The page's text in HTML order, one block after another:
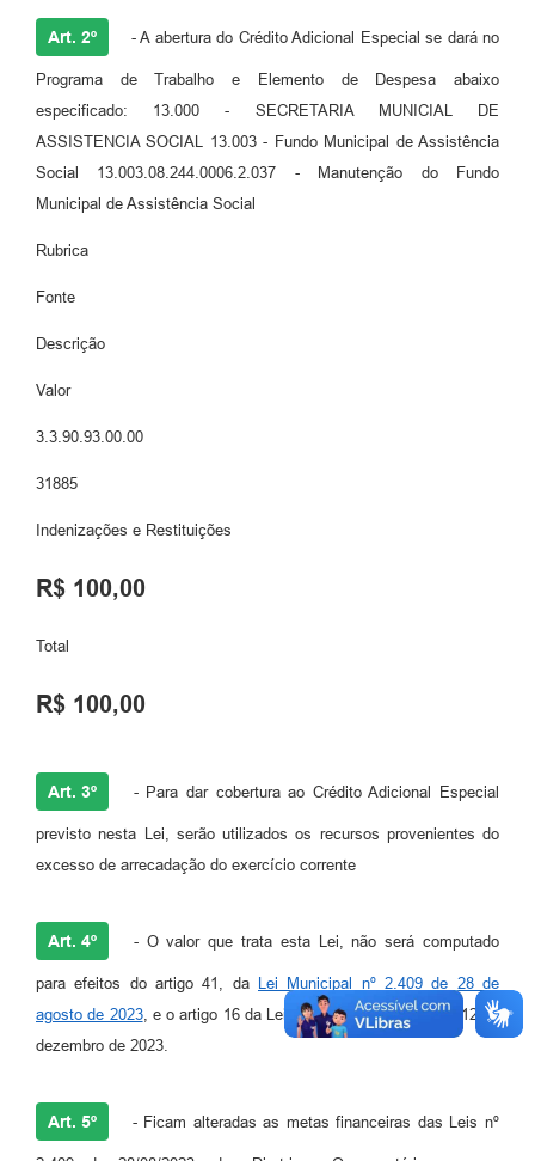
Art. 2º - A abertura do Crédito Adicional Especial se dará no
Programa de Trabalho e Elemento de Despesa abaixo
especificado: 13.000 - SECRETARIA MUNICIAL DE
ASSISTENCIA SOCIAL 13.003 - Fundo Municipal de Assistência
Social 13.003.08.244.0006.2.037 - Manutenção do Fundo
Municipal de Assistência Social
Rubrica
Fonte
Descrição
Valor
3.3.90.93.00.00
31885
Indenizações e Restituições
R$ 100,00
Total
R$ 100,00
Art. 3º - Para dar cobertura ao Crédito Adicional Especial
previsto nesta Lei, serão utilizados os recursos provenientes do
excesso de arrecadação do exercício corrente
Art. 4º - O valor que trata esta Lei, não será computado
para efeitos do artigo 41, da Lei Municipal nº 2.409 de 28 de
agosto de 2023, e o artigo 16 da Lei Municipal nº 2.451 e de 12 de
dezembro de 2023.
Art. 5º - Ficam alteradas as metas financeiras das Leis nº